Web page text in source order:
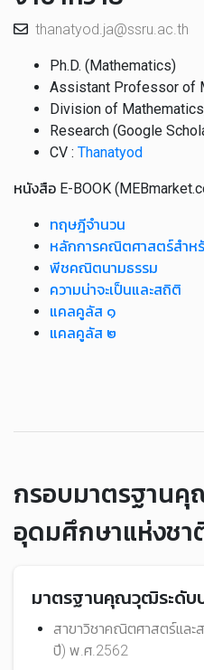
thanatyod.ja@ssru.ac.th
Ph.D. (Mathematics)
Assistant Professor of
Division of
Research (Google
CV : Thanatyod
หนังสือ E-BOOK
ทฤษฎีจำนวน
หลักการคณิตศาสตร์สำห
พีชคณิตนามธรรม
ความน่าจะเป็นและสถิติ
แคลคูลัส ๑
แคลคูลัส ๒
กรอบมาตรฐาน
อุดมศึกษาแห่งชา
มาตรฐานคุณวุฒิระดั
สาขาวิชาคณิตศาสตร์และ
ปี) พ.ศ.2562